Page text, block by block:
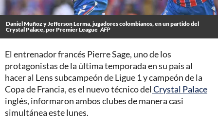
Daniel Muñoz y Jefferson Lerma, jugadores colombianos, en un partido del
Crystal Palace, por Premier League AFP
El entrenador francés Pierre Sage, uno de los
protagonistas de la última temporada en su país al
hacer al Lens subcampeón de Ligue 1 y campeón de la
Copa de Francia, es el nuevo técnico del Crystal Palace
inglés, informaron ambos clubes de manera casi
simultánea este lunes.